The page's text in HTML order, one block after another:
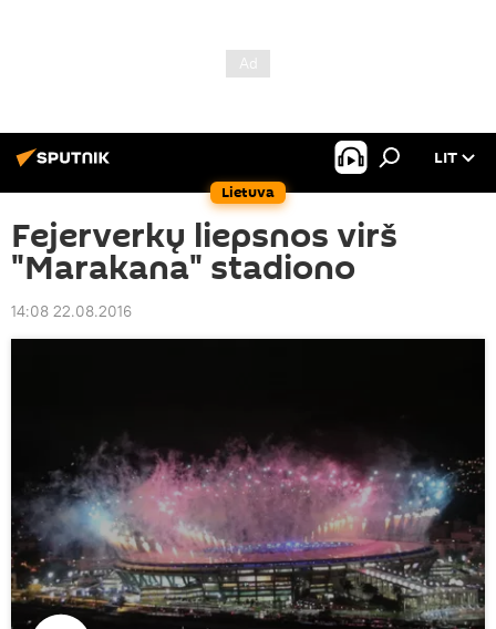
Lietuva
LIT
Fejerverkų liepsnos virš
"Marakana" stadiono
14:08 22.08.2016